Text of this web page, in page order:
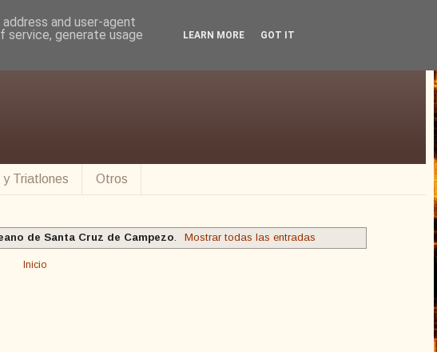
y Triatlones Otros
de Santa Cruz de Campezo Mostrar todas las entradas
Inicio
and user-agent
service, generate usage
LEARN MORE GOT IT